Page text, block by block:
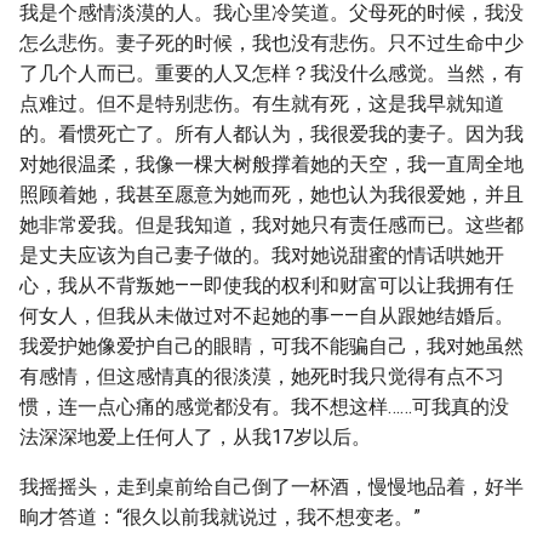
我是个感情淡漠的人。我心里冷笑道。父母死的时候，我没
怎么悲伤。妻子死的时候，我也没有悲伤。只不过生命中少
了几个人而已。重要的人又怎样？我没什么感觉。当然，有
点难过。但不是特别悲伤。有生就有死，这是我早就知道
的。看惯死亡了。所有人都认为，我很爱我的妻子。因为我
对她很温柔，我像一棵大树般撑着她的天空，我一直周全地
照顾着她，我甚至愿意为她而死，她也认为我很爱她，并且
她非常爱我。但是我知道，我对她只有责任感而已。这些都
是丈夫应该为自己妻子做的。我对她说甜蜜的情话哄她开
心，我从不背叛她——即使我的权利和财富可以让我拥有任
何女人，但我从未做过对不起她的事——自从跟她结婚后。
我爱护她像爱护自己的眼睛，可我不能骗自己，我对她虽然
有感情，但这感情真的很淡漠，她死时我只觉得有点不习
惯，连一点心痛的感觉都没有。我不想这样……可我真的没
法深深地爱上任何人了，从我17岁以后。
我摇摇头，走到桌前给自己倒了一杯酒，慢慢地品着，好半
晌才答道：“很久以前我就说过，我不想变老。”